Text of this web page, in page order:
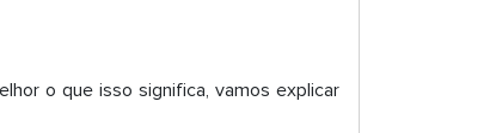
o que isso significa, vamos explicar